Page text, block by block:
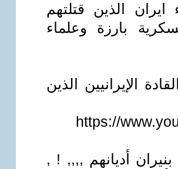
من علماء ايران الذين قتلتهم
بارزة وعلماء
الإيرانيين الذين
https://
أديانهم ,,,, ! ,